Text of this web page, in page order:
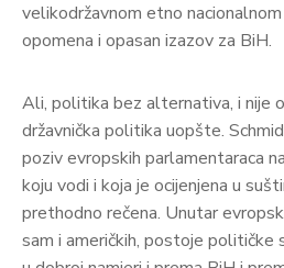
velikodržavnom etno
opomena i opasan izazov za BiH.
Ali, politika bez alternativa, i nije
državnička politika uopšte.
poziv evropskih parlamentaraca
koju vodi i koja je ocijenjena u
prethodno rečena. Unutar
sam i američkih, postoje političke